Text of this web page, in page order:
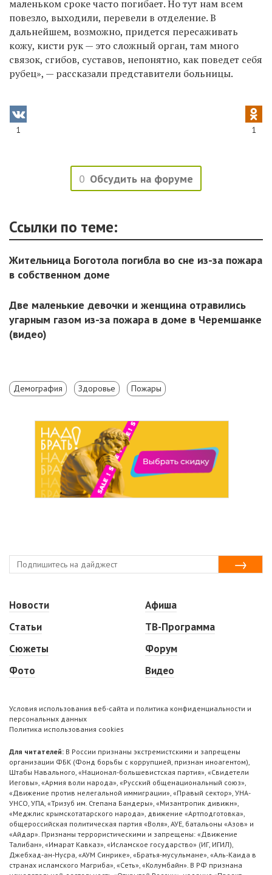
маленьком сроке часто погибает. Но тут нам всем
повезло, выходили, перевели в отделение. В
дальнейшем, возможно, придется пересаживать
кожу, кисти рук— это сложный орган, там много
связок, сгибов, суставов, непонятно, как поведет себя
рубец», — рассказали представители больницы.
1 1
0 Обсудить на форуме
Ссылки по теме:
Жительница Боготола погибла во сне из-за пожара
в собственном доме
Две маленькие девочки и женщина отравились
угарным газом из-за пожара в доме в Черемшанке
(видео)
Демография Здоровье Пожары
Новости
Статьи
Сюжеты
Фото
Афиша
ТВ-Программа
Форум
Видео
Условия использования веб-сайта и политика конфиденциальности и
персональных данных
Политика использования cookies
Для читателей: В России признаны экстремистскими и запрещены
организации ФБК (Фонд борьбы с коррупцией, признан иноагентом),
Штабы Навального, «Национал-большевистская партия», «Свидетели
Иеговы», «Армия воли народа», «Русский общенациональный союз»,
«Движение против нелегальной иммиграции», «Правый сектор», УНА-
УНСО, УПА, «Тризуб им. Степана Бандеры», «Мизантропик дивижн»,
«Меджлис крымскотатарского народа», движение «Артподготовка»,
общероссийская политическая партия «Воля», АУЕ, батальоны «Азов» и
«Айдар». Признаны террористическими и запрещены: «Движение
Талибан», «Имарат Кавказ», «Исламское государство» (ИГ, ИГИЛ),
Джебхад-ан-Нусра, «АУМ Синрике», «Братья-мусульмане», «Аль-Каида в
странах исламского Магриба», «Сеть», «Колумбайн». В РФ признана